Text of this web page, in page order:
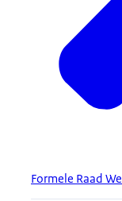
Formele Raad